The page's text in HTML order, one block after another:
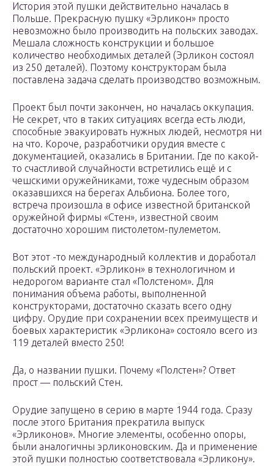
История этой пушки действительно началась в
Польше. Прекрасную пушку «Эрликон» просто
невозможно было производить на польских заводах.
Мешала сложность конструкции и большое
количество необходимых деталей (Эрликон состоял
из 250 деталей). Поэтому конструкторам была
поставлена задача сделать производство возможным.
Проект был почти закончен, но началась оккупация.
Не секрет, что в таких ситуациях всегда есть люди,
способные эвакуировать нужных людей, несмотря ни
на что. Короче, разработчики орудия вместе с
документацией, оказались в Британии. Где по какой-
то счастливой случайности встретились ещё и с
чешскими оружейниками, тоже чудесным образом
оказавшихся на берегах Альбиона. Более того,
встреча произошла в офисе известной британской
оружейной фирмы «Стен», известной своим
достаточно хорошим пистолетом-пулеметом.
Вот этот -то международный коллектив и доработал
польский проект. «Эрликон» в технологичном и
недорогом варианте стал «Полстеном». Для
понимания объема работы, выполненной
конструкторами, достаточно сказать всего одну
цифру. Орудие при сохранении всех преимуществ и
боевых характеристик «Эрликона» состояло всего из
119 деталей вместо 250!
Да, о названии пушки. Почему «Полстен»? Ответ
прост — польский Стен.
Орудие запущено в серию в марте 1944 года. Сразу
после этого Британия прекратила выпуск
«Эрликонов». Многие элементы, особенно опоры,
были аналогичны эрликоновским. Да и применение
этой пушки полностью соответствовала «Эрликону».